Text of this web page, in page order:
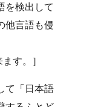
を検出して
他言語も侵
す。］
て「日本語